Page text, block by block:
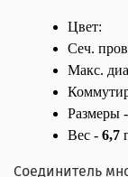
Цвет:
Сеч.
Макс.
Размеры -
Вес - 6,7
Соединитель